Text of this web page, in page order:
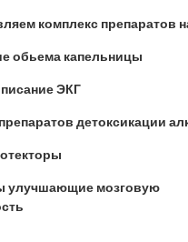
комплекс препаратов
обьема капельницы
ЭКГ
детоксикации
улучшающие мозговую